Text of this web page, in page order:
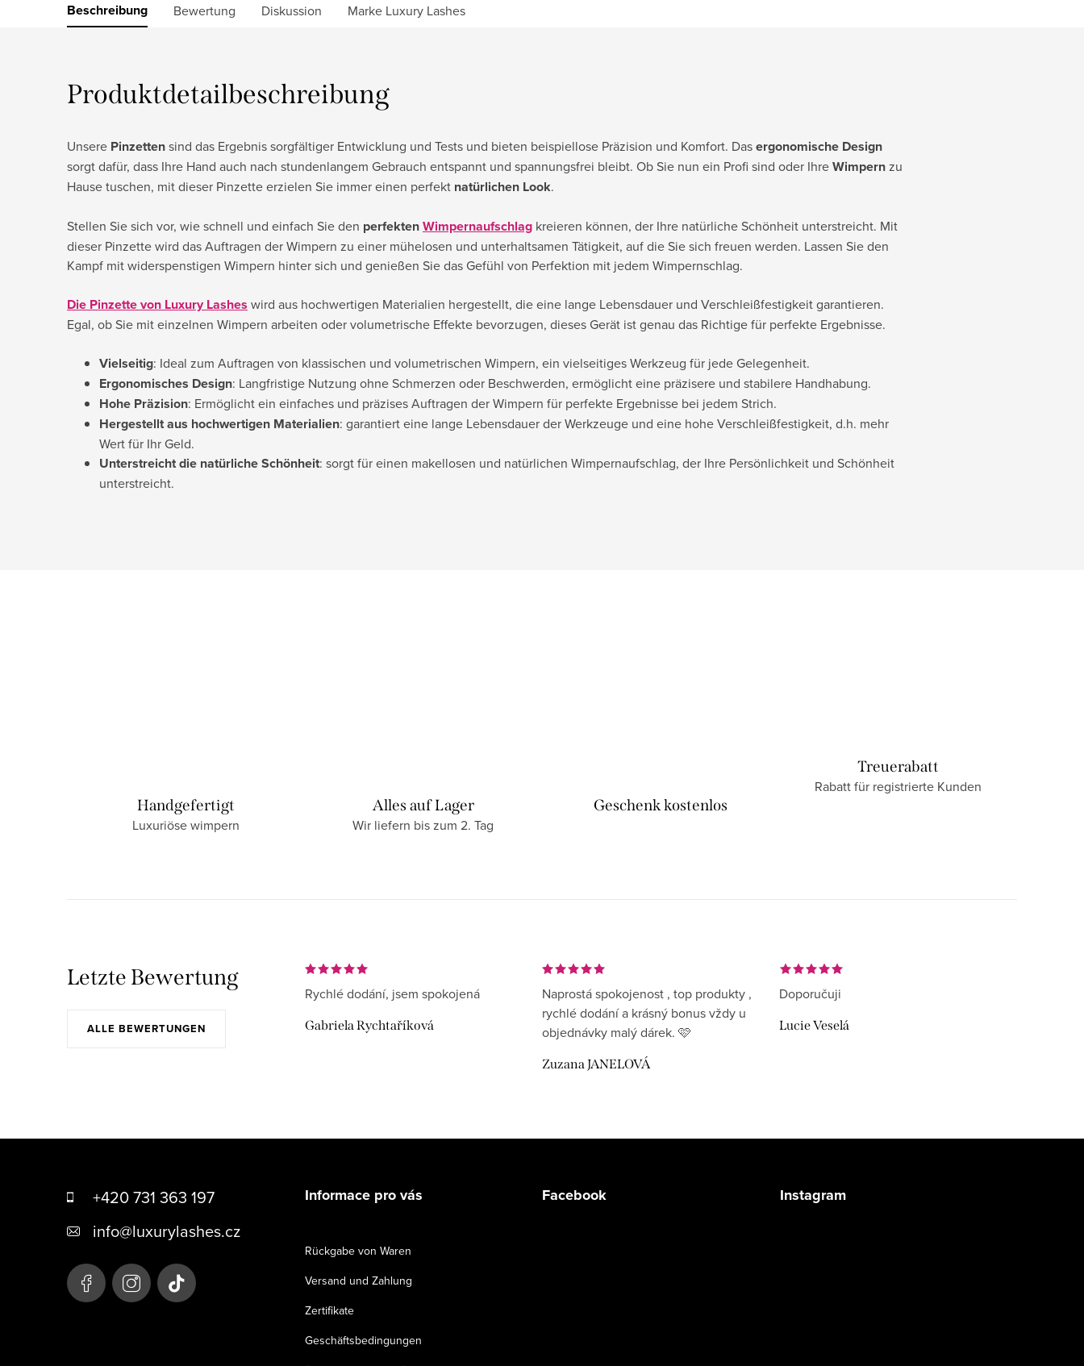
Beschreibung Bewertung Diskussion Marke Luxury Lashes
Produktdetailbeschreibung
Unsere Pinzettensind das Ergebnis sorgfältiger Entwicklung und Tests und bieten beispiellose Präzision und Komfort. Dasergonomische Design
sorgt dafür, dass Ihre Hand auch nach stundenlangem Gebrauch entspannt und spannungsfrei bleibt. Ob Sie nun ein Profi sind oder IhreWimpernzu
Hause tuschen, mit dieser Pinzette erzielen Sie immer einen perfekt natürlichen Look.
Stellen Sie sich vor, wie schnell und einfach Sie den perfektenWimpernaufschlag kreieren können, der Ihre natürliche Schönheit unterstreicht. Mit
dieser Pinzette wird das Auftragen der Wimpern zu einer mühelosen und unterhaltsamen Tätigkeit, auf die Sie sich freuen werden. Lassen Sie den
Kampf mit widerspenstigen Wimpern hinter sich und genießen Sie das Gefühl von Perfektion mit jedem Wimpernschlag.
Die Pinzette von Luxury Lashes wird aus hochwertigen Materialien hergestellt, die eine lange Lebensdauer und Verschleißfestigkeit garantieren.
Egal, ob Sie mit einzelnen Wimpern arbeiten oder volumetrische Effekte bevorzugen, dieses Gerät ist genau das Richtige für perfekte Ergebnisse.
Vielseitig: Ideal zum Auftragen von klassischen und volumetrischen Wimpern, ein vielseitiges Werkzeug für jede Gelegenheit.
Ergonomisches Design: Langfristige Nutzung ohne Schmerzen oder Beschwerden, ermöglicht eine präzisere und stabilere Handhabung.
Hohe Präzision: Ermöglicht ein einfaches und präzises Auftragen der Wimpern für perfekte Ergebnisse bei jedem Strich.
Hergestellt aus hochwertigen Materialien: garantiert eine lange Lebensdauer der Werkzeuge und eine hohe Verschleißfestigkeit, d.h. mehr
Wert für Ihr Geld.
Unterstreicht die natürliche Schönheit: sorgt für einen makellosen und natürlichen Wimpernaufschlag, der Ihre Persönlichkeit und Schönheit
unterstreicht.
Handgefertigt
Luxuriöse wimpern
Alles auf Lager
Wir liefern bis zum 2. Tag
Geschenk kostenlos
Treuerabatt
Rabatt für registrierte Kunden
Letzte Bewertung
ALLE BEWERTUNGEN
Rychlé dodání, jsem spokojená
Gabriela Rychtaříková
Naprostá spokojenost , top produkty ,
rychlé dodání a krásný bonus vždy u
objednávky malý dárek. 🩷
Zuzana JANELOVÁ
Doporučuji
Lucie Veselá
+420 731 363 197
info@luxurylashes.cz
Informace pro vás
Rückgabe von Waren
Versand und Zahlung
Zertifikate
Geschäftsbedingungen
Facebook Instagram